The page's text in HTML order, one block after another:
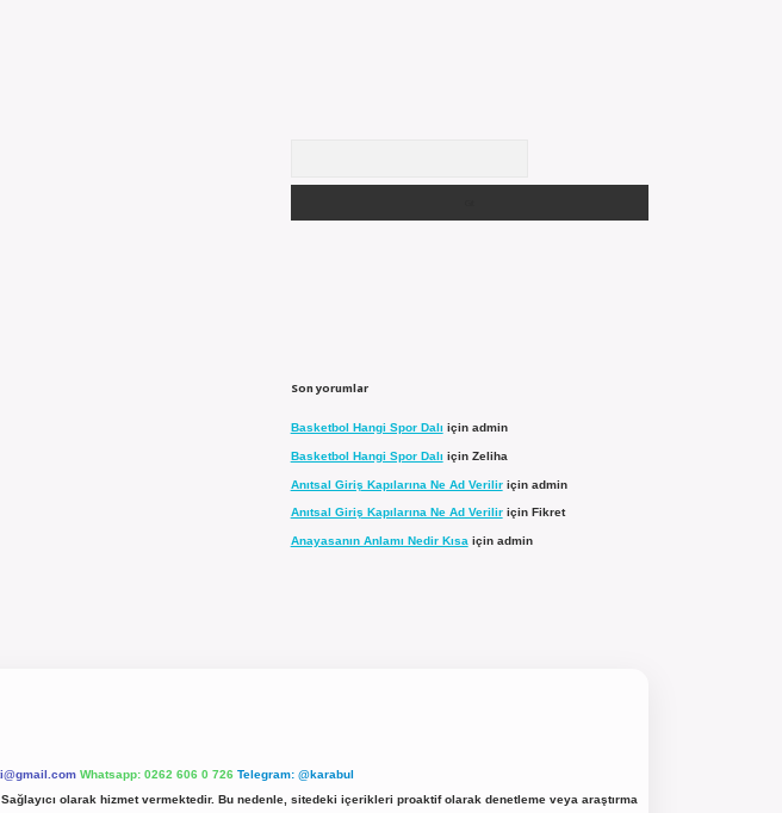
Son yorumlar
Basketbol Hangi Spor Dalı için admin
Basketbol Hangi Spor Dalı için Zeliha
Anıtsal Giriş Kapılarına Ne Ad Veriliriçin admin
Anıtsal Giriş Kapılarına Ne Ad Veriliriçin Fikret
Anayasanın Anlamı Nedir Kısa için admin
Whatsapp: 0262 606 0 726 Telegram: @karabul
olarak hizmet vermektedir. Bu nedenle, sitedeki içerikleri proaktif olarak denetleme veya araştırma